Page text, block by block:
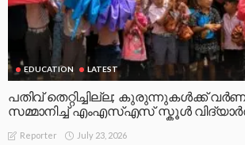
EDUCATION LATEST
പതിവ് തെറ്റിച്ചില്ല; കുരുന്നുകൾക്ക്
സമ്മാനിച്ച് എംഎസ്എസ് സ്കൂൾ
Reporter July 23, 2026